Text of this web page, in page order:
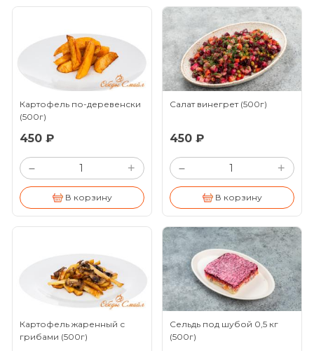
Картофель по-деревенски
(500г)
450 ₽
– +
В корзину
Салат винегрет (500г)
450 ₽
– +
В корзину
Картофель жаренный с
грибами (500г)
Сельдь под шубой 0,5 кг
(500г)